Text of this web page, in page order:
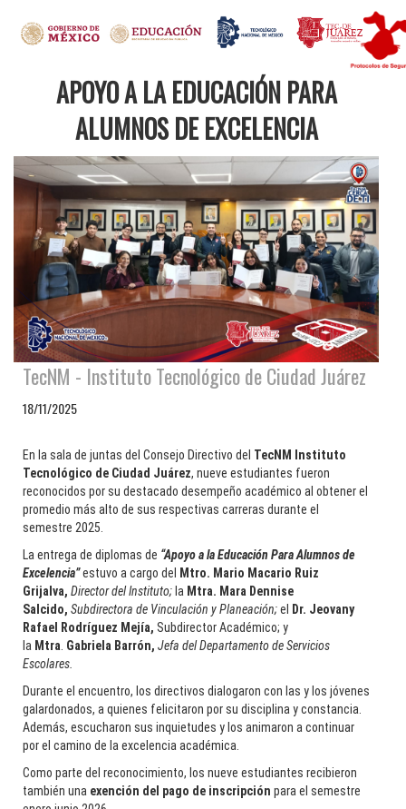
APOYO A LA EDUCACIÓN PARA
ALUMNOS DE EXCELENCIA
TecNM - Instituto Tecnológico de Ciudad Juárez
18/11/2025
En la sala de juntas del Consejo Directivo del TecNM Instituto
Tecnológico de Ciudad Juárez, nueve estudiantes fueron
reconocidos por su destacado desempeño académico al obtener el
promedio más alto de sus respectivas carreras durante el
semestre 2025.
La entrega de diplomas de “Apoyo a la Educación Para Alumnos de
Excelencia”estuvo a cargo del
Mtro. Mario Macario Ruiz
Grijalva, Director del Instituto; la Mtra. Mara Dennise
Salcido, Subdirectora de Vinculación y Planeación;el
Dr. Jeovany
Rafael Rodríguez Mejía, Subdirector Académico; y
la Mtra Gabriela Barrón, Jefa del Departamento de Servicios
Escolares.
Durante el encuentro, los directivos dialogaron con las y los jóvenes
galardonados, a quienes felicitaron por su disciplina y constancia.
Además, escucharon sus inquietudes y los animaron a continuar
por el camino de la excelencia académica.
Como parte del reconocimiento, los nueve estudiantes recibieron
también una exención del pago de inscripción para el semestre